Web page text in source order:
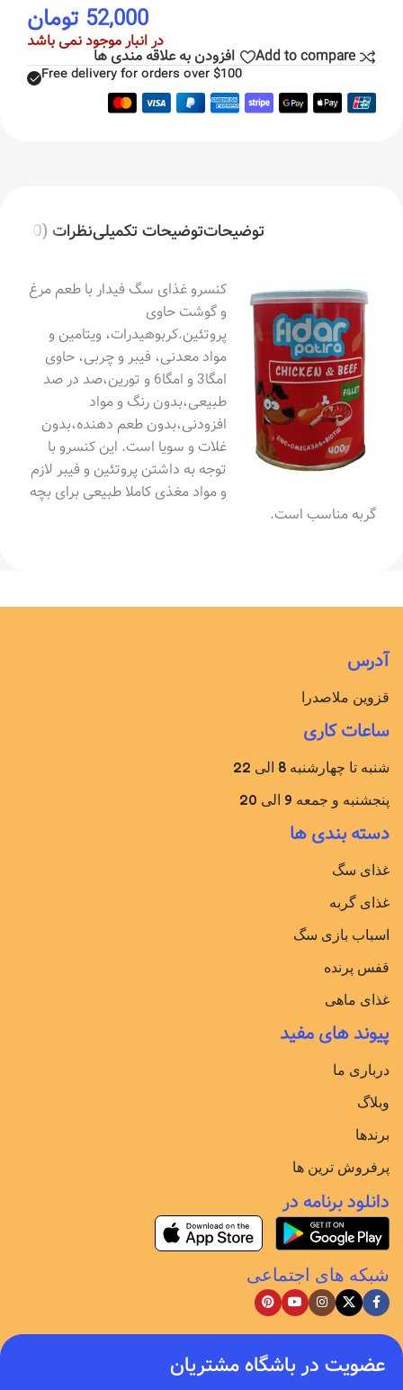
52,000 تومان
در انبار موجود نمی باشد
Add to compare افزودن به علاقه مندی ها
Free delivery for orders over $100
توضیحاتتوضیحات تکمیلینظرات (0)
کنسرو غذای سگ فیدار با طعم مرغ
و گوشت حاوی
پروتئین.کربوهیدرات، ویتامین و
مواد معدنی، فیبر و چربی، حاوی
امگا3 و امگا6 و تورین،صد در صد
طبیعی،بدون رنگ و مواد
افزودنی،بدون طعم دهنده،بدون
غلات و سویا است. این کنسرو با
توجه به داشتن پروتئین و فیبر لازم
و مواد مغذی کاملا طبیعی برای بچه
گربه مناسب است.
آدرس
قزوین ملاصدرا
ساعات کاری
شنبه تا چهارشنبه 8 الی 22
پنجشنبه و جمعه 9 الی 20
دسته بندی ها
غذای سگ
غذای گربه
اسباب بازی سگ
قفس پرنده
غذای ماهی
پیوند های مفید
درباری ما
وبلاگ
برندها
پرفروش ترین ها
دانلود برنامه در
شبکه های اجتماعی
عضویت در باشگاه مشتریان